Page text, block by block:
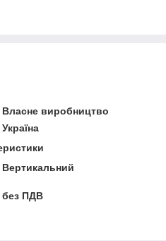
Власне виробництво
Україна
Вертикальний
без ПДВ